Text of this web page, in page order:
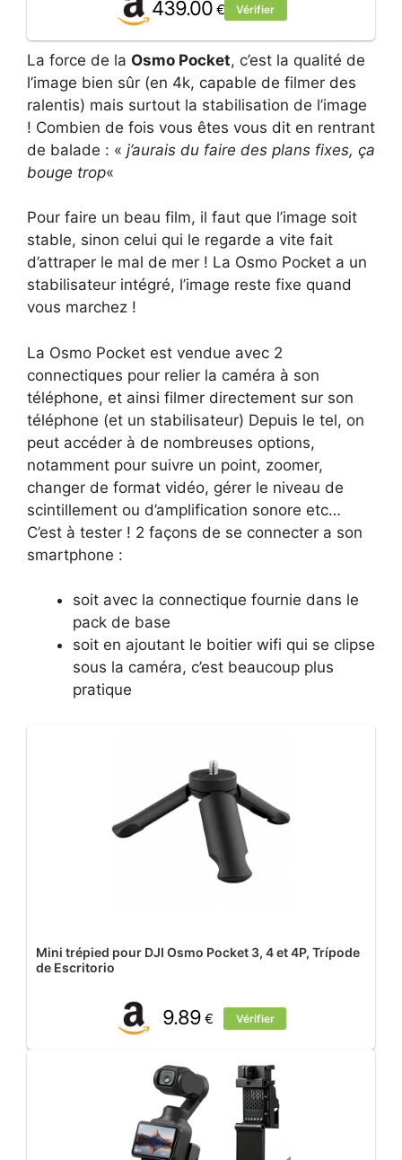
439.00€ Vérifier
La force de la Osmo Pocket, c’est la qualité de
l’image bien sûr (en 4k, capable de filmer des
ralentis) mais surtout la stabilisation de l’image
! Combien de fois vous êtes vous dit en rentrant
de balade : « j’aurais du faire des plans fixes, ça
bouge trop«
Pour faire un beau film, il faut que l’image soit
stable, sinon celui qui le regarde a vite fait
d’attraper le mal de mer ! La Osmo Pocket a un
stabilisateur intégré, l’image reste fixe quand
vous marchez !
La Osmo Pocket est vendue avec 2
connectiques pour relier la caméra à son
téléphone, et ainsi filmer directement sur son
téléphone (et un stabilisateur) Depuis le tel, on
peut accéder à de nombreuses options,
notamment pour suivre un point, zoomer,
changer de format vidéo, gérer le niveau de
scintillement ou d’amplification sonore etc…
C’est à tester ! 2 façons de se connecter a son
smartphone :
soit avec la connectique fournie dans le
pack de base
soit en ajoutant le boitier wifi qui se clipse
sous la caméra, c’est beaucoup plus
pratique
Mini trépied pour DJI Osmo Pocket 3, 4 et 4P, Trípode
de Escritorio
9.89€ Vérifier